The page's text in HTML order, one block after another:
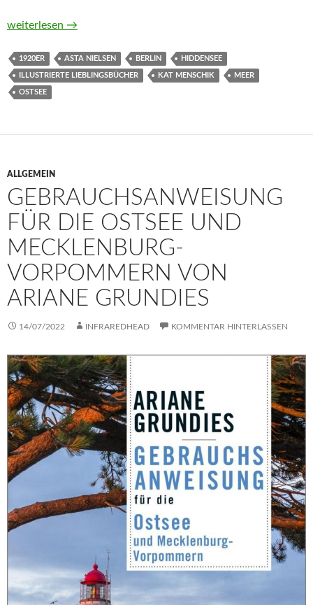
Im Paradies. Erzählungen von Asta Nielsen und Kat Menschik
weiterlesen →
1920ER ASTA NIELSEN BERLIN HIDDENSEE
ILLUSTRIERTE LIEBLINGSBÜCHER KAT MENSCHIK MEER
OSTSEE
ALLGEMEIN
GEBRAUCHSANWEISUNG
FÜR DIE OSTSEE UND
MECKLENBURG-
VORPOMMERN VON
ARIANE GRUNDIES
14/07/2022 INFRAREDHEAD KOMMENTAR HINTERLASSEN